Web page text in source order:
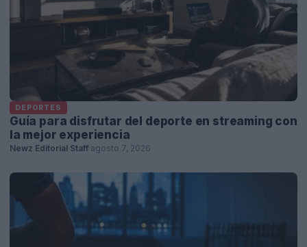
DEPORTES
Guía para disfrutar del deporte en streaming con
la mejor experiencia
Newz Editorial Staff agosto 7, 2026